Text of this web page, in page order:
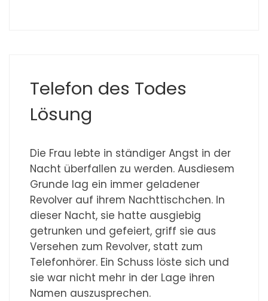
Telefon des Todes
Lösung
Die Frau lebte in ständiger Angst in der
Nacht überfallen zu werden. Ausdiesem
Grunde lag ein immer geladener
Revolver auf ihrem Nachttischchen. In
dieser Nacht, sie hatte ausgiebig
getrunken und gefeiert, griff sie aus
Versehen zum Revolver, statt zum
Telefonhörer. Ein Schuss löste sich und
sie war nicht mehr in der Lage ihren
Namen auszusprechen.